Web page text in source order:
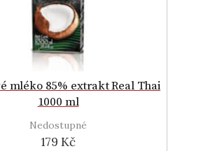
mléko 85% extrakt Real Thai
1000 ml
Nedostupné
179 Kč